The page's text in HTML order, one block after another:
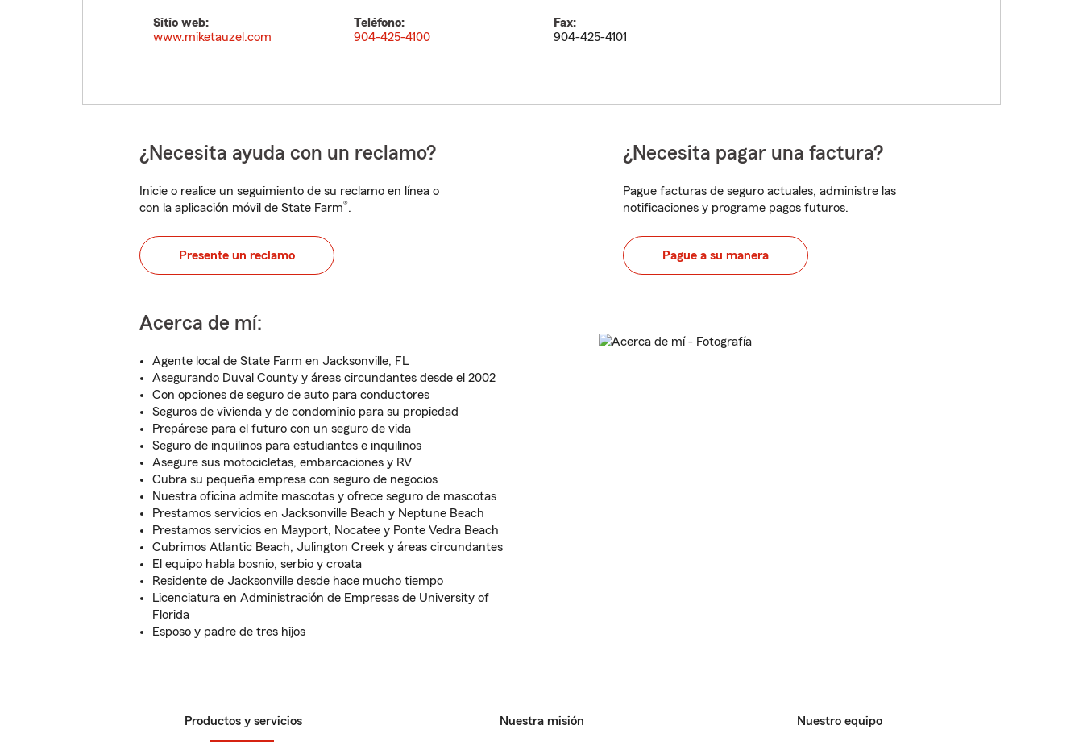
Sitio web:
www.miketauzel.com
Teléfono:
904-425-4100
Fax:
904-425-4101
¿Necesita ayuda con un reclamo?
Inicie o realice un seguimiento de su reclamo en línea o
con la aplicación móvil de State Farm®.
Presente un reclamo
¿Necesita pagar una factura?
Pague facturas de seguro actuales, administre las
notificaciones y programe pagos futuros.
Pague a su manera
Acerca de mí:
Agente local de State Farm en Jacksonville, FL
Asegurando Duval County y áreas circundantes desde el 2002
Con opciones de seguro de auto para conductores
Seguros de vivienda y de condominio para su propiedad
Prepárese para el futuro con un seguro de vida
Seguro de inquilinos para estudiantes e inquilinos
Asegure sus motocicletas, embarcaciones y RV
Cubra su pequeña empresa con seguro de negocios
Nuestra oficina admite mascotas y ofrece seguro de mascotas
Prestamos servicios en Jacksonville Beach y Neptune Beach
Prestamos servicios en Mayport, Nocatee y Ponte Vedra Beach
Cubrimos Atlantic Beach, Julington Creek y áreas circundantes
El equipo habla bosnio, serbio y croata
Residente de Jacksonville desde hace mucho tiempo
Licenciatura en Administración de Empresas de University of
Florida
Esposo y padre de tres hijos
Productos y servicios Nuestra misión Nuestro equipo